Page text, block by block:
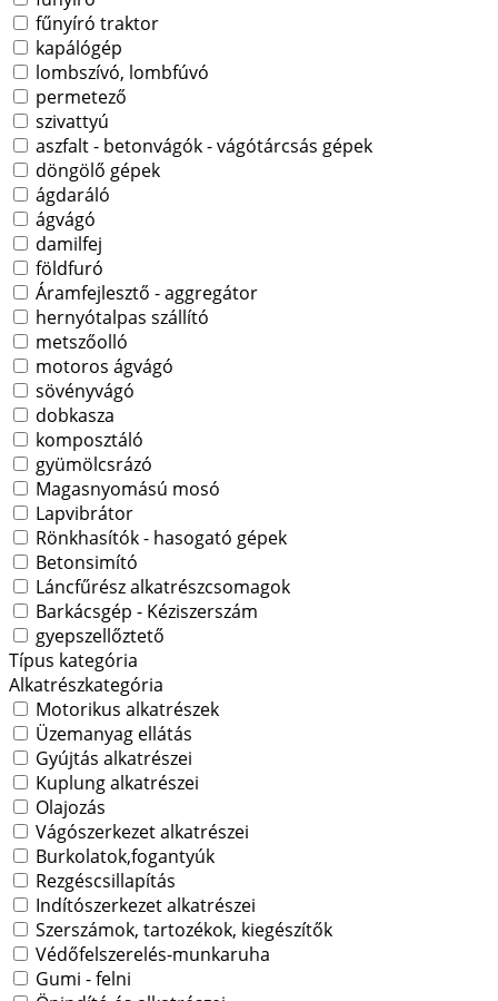
fűnyíró traktor
kapálógép
lombszívó, lombfúvó
permetező
szivattyú
aszfalt - betonvágók - vágótárcsás gépek
döngölő gépek
ágdaráló
ágvágó
damilfej
földfuró
Áramfejlesztő - aggregátor
hernyótalpas szállító
metszőolló
motoros ágvágó
sövényvágó
dobkasza
komposztáló
gyümölcsrázó
Magasnyomású mosó
Lapvibrátor
Rönkhasítók - hasogató gépek
Betonsimító
Láncfűrész alkatrészcsomagok
Barkácsgép - Kéziszerszám
gyepszellőztető
Típus kategória
Alkatrészkategória
Motorikus alkatrészek
Üzemanyag ellátás
Gyújtás alkatrészei
Kuplung alkatrészei
Olajozás
Vágószerkezet alkatrészei
Burkolatok,fogantyúk
Rezgéscsillapítás
Indítószerkezet alkatrészei
Szerszámok, tartozékok, kiegészítők
Védőfelszerelés-munkaruha
Gumi - felni